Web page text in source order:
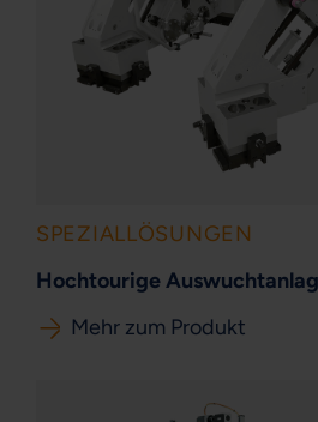
SPEZIALLÖSUNGEN
Hochtourige
Mehr zum Produkt